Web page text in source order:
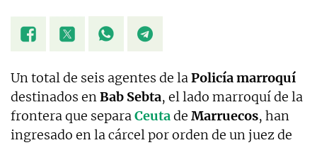
Un total de seis agentes de laPolicía marroquí
destinados enBab Sebta, el lado marroquí de la
frontera que separaCeutade Marruecos, han
ingresado en la cárcel por orden de un juez de